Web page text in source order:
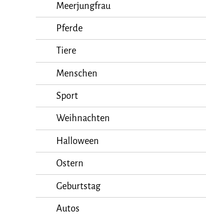
Meerjungfrau
Pferde
Tiere
Menschen
Sport
Weihnachten
Halloween
Ostern
Geburtstag
Autos